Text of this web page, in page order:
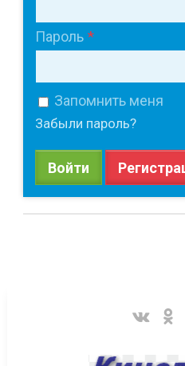
Пароль
Запомнить меня
Забыли пароль?
Войти